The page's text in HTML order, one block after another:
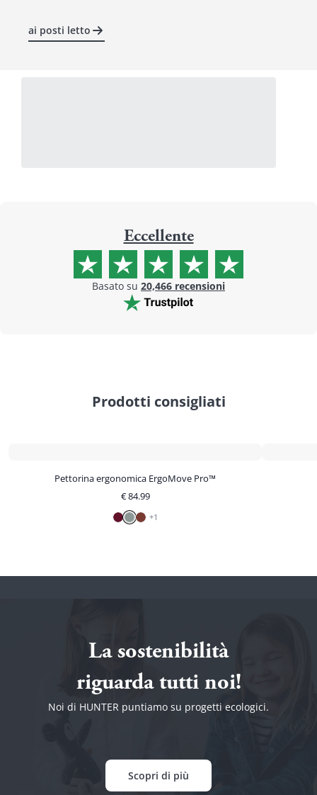
ai posti letto
Eccellente
Basato su 20,466 recensioni
Prodotti consigliati
Pettorina ergonomica ErgoMove Pro™
€84.99
+1
La sostenibilità
riguarda tutti noi!
Noi di HUNTER puntiamo su progetti ecologici.
Scopri di più